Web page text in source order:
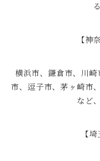
【神
横浜市、鎌倉市、川
市、逗子市、茅ヶ崎市
など
【